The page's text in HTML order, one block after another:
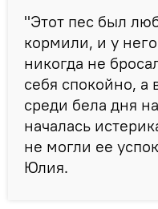
"Этот пес был
кормили, и у
никогда не
себя спокойно, а
среди бела дня
началась
не могли ее
Юлия.